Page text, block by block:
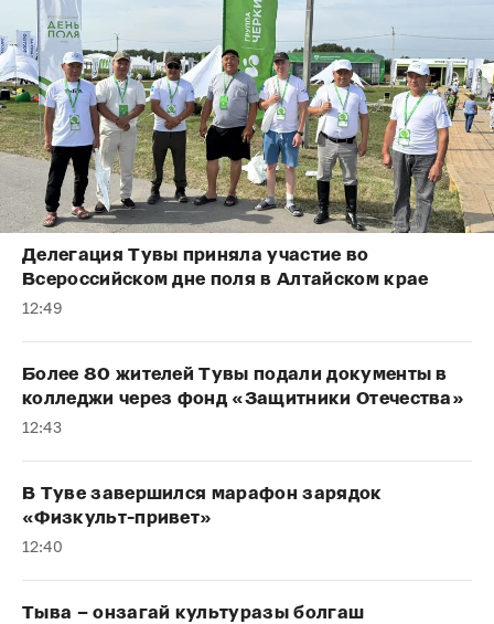
Делегация Тувы приняла участие во
Всероссийском дне поля в Алтайском крае
12:49
Более 80 жителей Тувы подали документы в
колледжи через фонд «Защитники Отечества»
12:43
В Туве завершился марафон зарядок
«Физкульт-привет»
12:40
Тыва – онзагай культуразы болгаш